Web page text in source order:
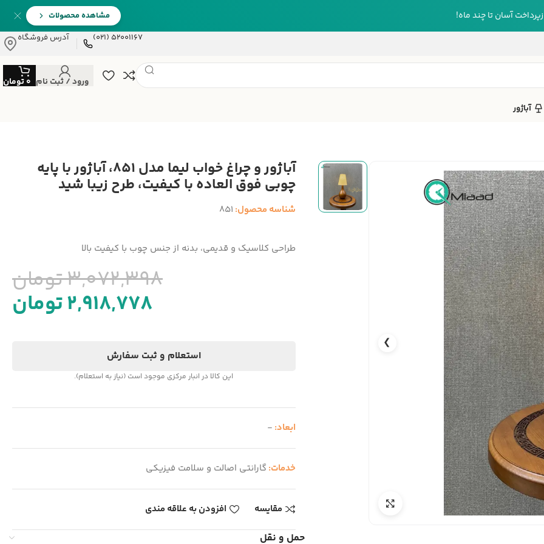
آسان تا چند ماه!
مشاهده محصولات
52001167 (021)
آدرس فروشگاه
ورود / ثبت نام 0تومان
آباژور
❯
آباژور و چراغ خواب لیما مدل 851، آباژور با پایه
چوبی فوق العاده با کیفیت، طرح زیبا شید
شناسه محصول: 851
طراحی کلاسیک و قدیمی، بدنه از جنس چوب با کیفیت بالا
3,072,398تومان
2,918,778تومان
استعلام و ثبت سفارش
این کالا در انبار مرکزی موجود است (نیاز به استعلام).
ابعاد: -
خدمات: گارانتی اصالت و سلامت فیزیکی
مقایسه افزودن به علاقه مندی
حمل و نقل